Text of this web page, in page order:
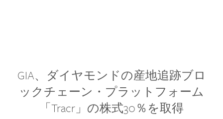
GIA、ダイヤモンドの産地追跡ブロ
ックチェーン・プラットフォーム
「Tracr」の株式30％を取得